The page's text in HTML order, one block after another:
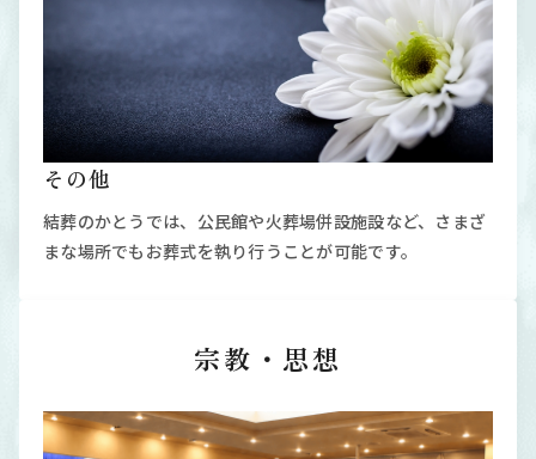
その他
結葬のかとうでは、公民館や火葬場併設施設など、さまざ
まな場所でもお葬式を執り行うことが可能です。
宗教・思想